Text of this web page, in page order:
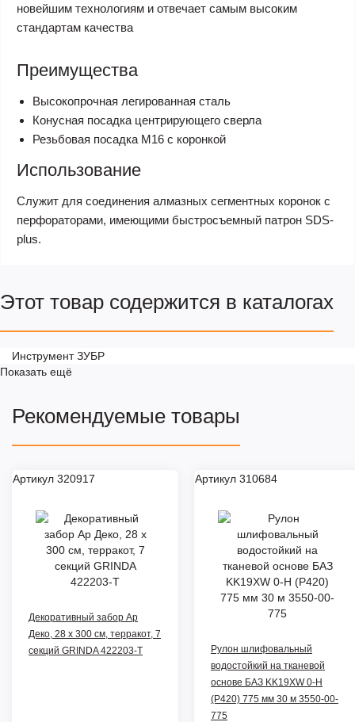
новейшим технологиям и отвечает самым высоким
стандартам качества
Преимущества
Высокопрочная легированная сталь
Конусная посадка центрирующего сверла
Резьбовая посадка М16 с коронкой
Использование
Cлужит для соединения алмазных сегментных коронок с
перфораторами, имеющими быстросъемный патрон SDS-
plus.
Этот товар содержится в каталогах
Инструмент ЗУБР
Показать ещё
Рекомендуемые товары
Артикул 320917
Декоративный забор Ар
Деко, 28 х 300 см, терракот, 7
секций GRINDA 422203-T
Артикул 310684
Рулон шлифовальный
водостойкий на тканевой
основе БАЗ KK19XW 0-H
(Р420) 775 мм 30 м 3550-00-
775